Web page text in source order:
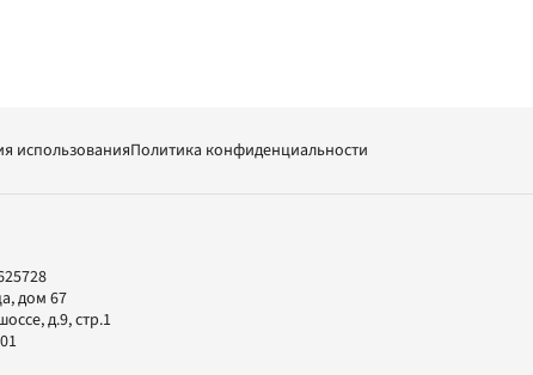
использованияПолитика конфиденциальности
дом 67
д.9, стр.1